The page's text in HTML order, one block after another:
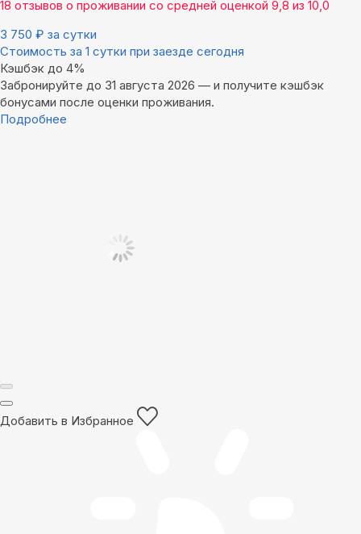
18 отзывов о проживании со средней оценкой 9,8 из 10,0
3 750 ₽ за сутки
Стоимость за 1 сутки при заезде сегодня
Кэшбэк до 4%
Забронируйте до 31 августа 2026 — и получите кэшбэк
бонусами после оценки проживания.
Подробнее
Добавить в Избранное